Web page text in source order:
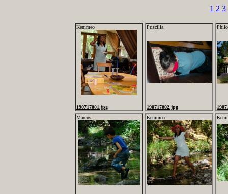
1 2 3
Kemmeo
190717001.jpg
Priscilla
190717002.jpg
Marcus
Kemmeo